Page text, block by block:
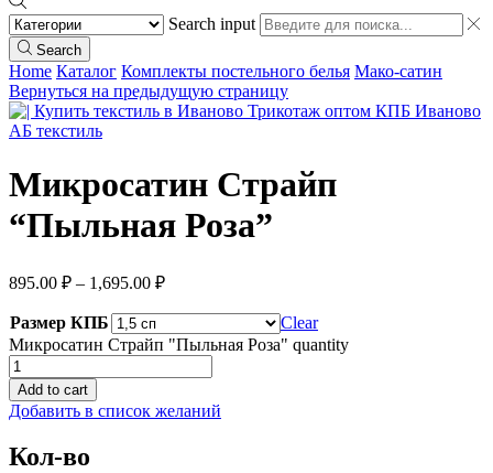
Search input
Search
Home Каталог Комплекты постельного белья Мако-сатин
Вернуться на предыдущую страницу
Микросатин Страйп
“Пыльная Роза”
895.00 ₽ – 1,695.00 ₽
Размер КПБ
Clear
Микросатин Страйп "Пыльная Роза" quantity
Add to cart
Добавить в список желаний
Кол-во